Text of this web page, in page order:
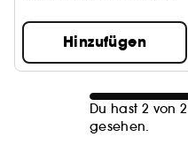
Hinzufügen
Du hast 2 von
gesehen.